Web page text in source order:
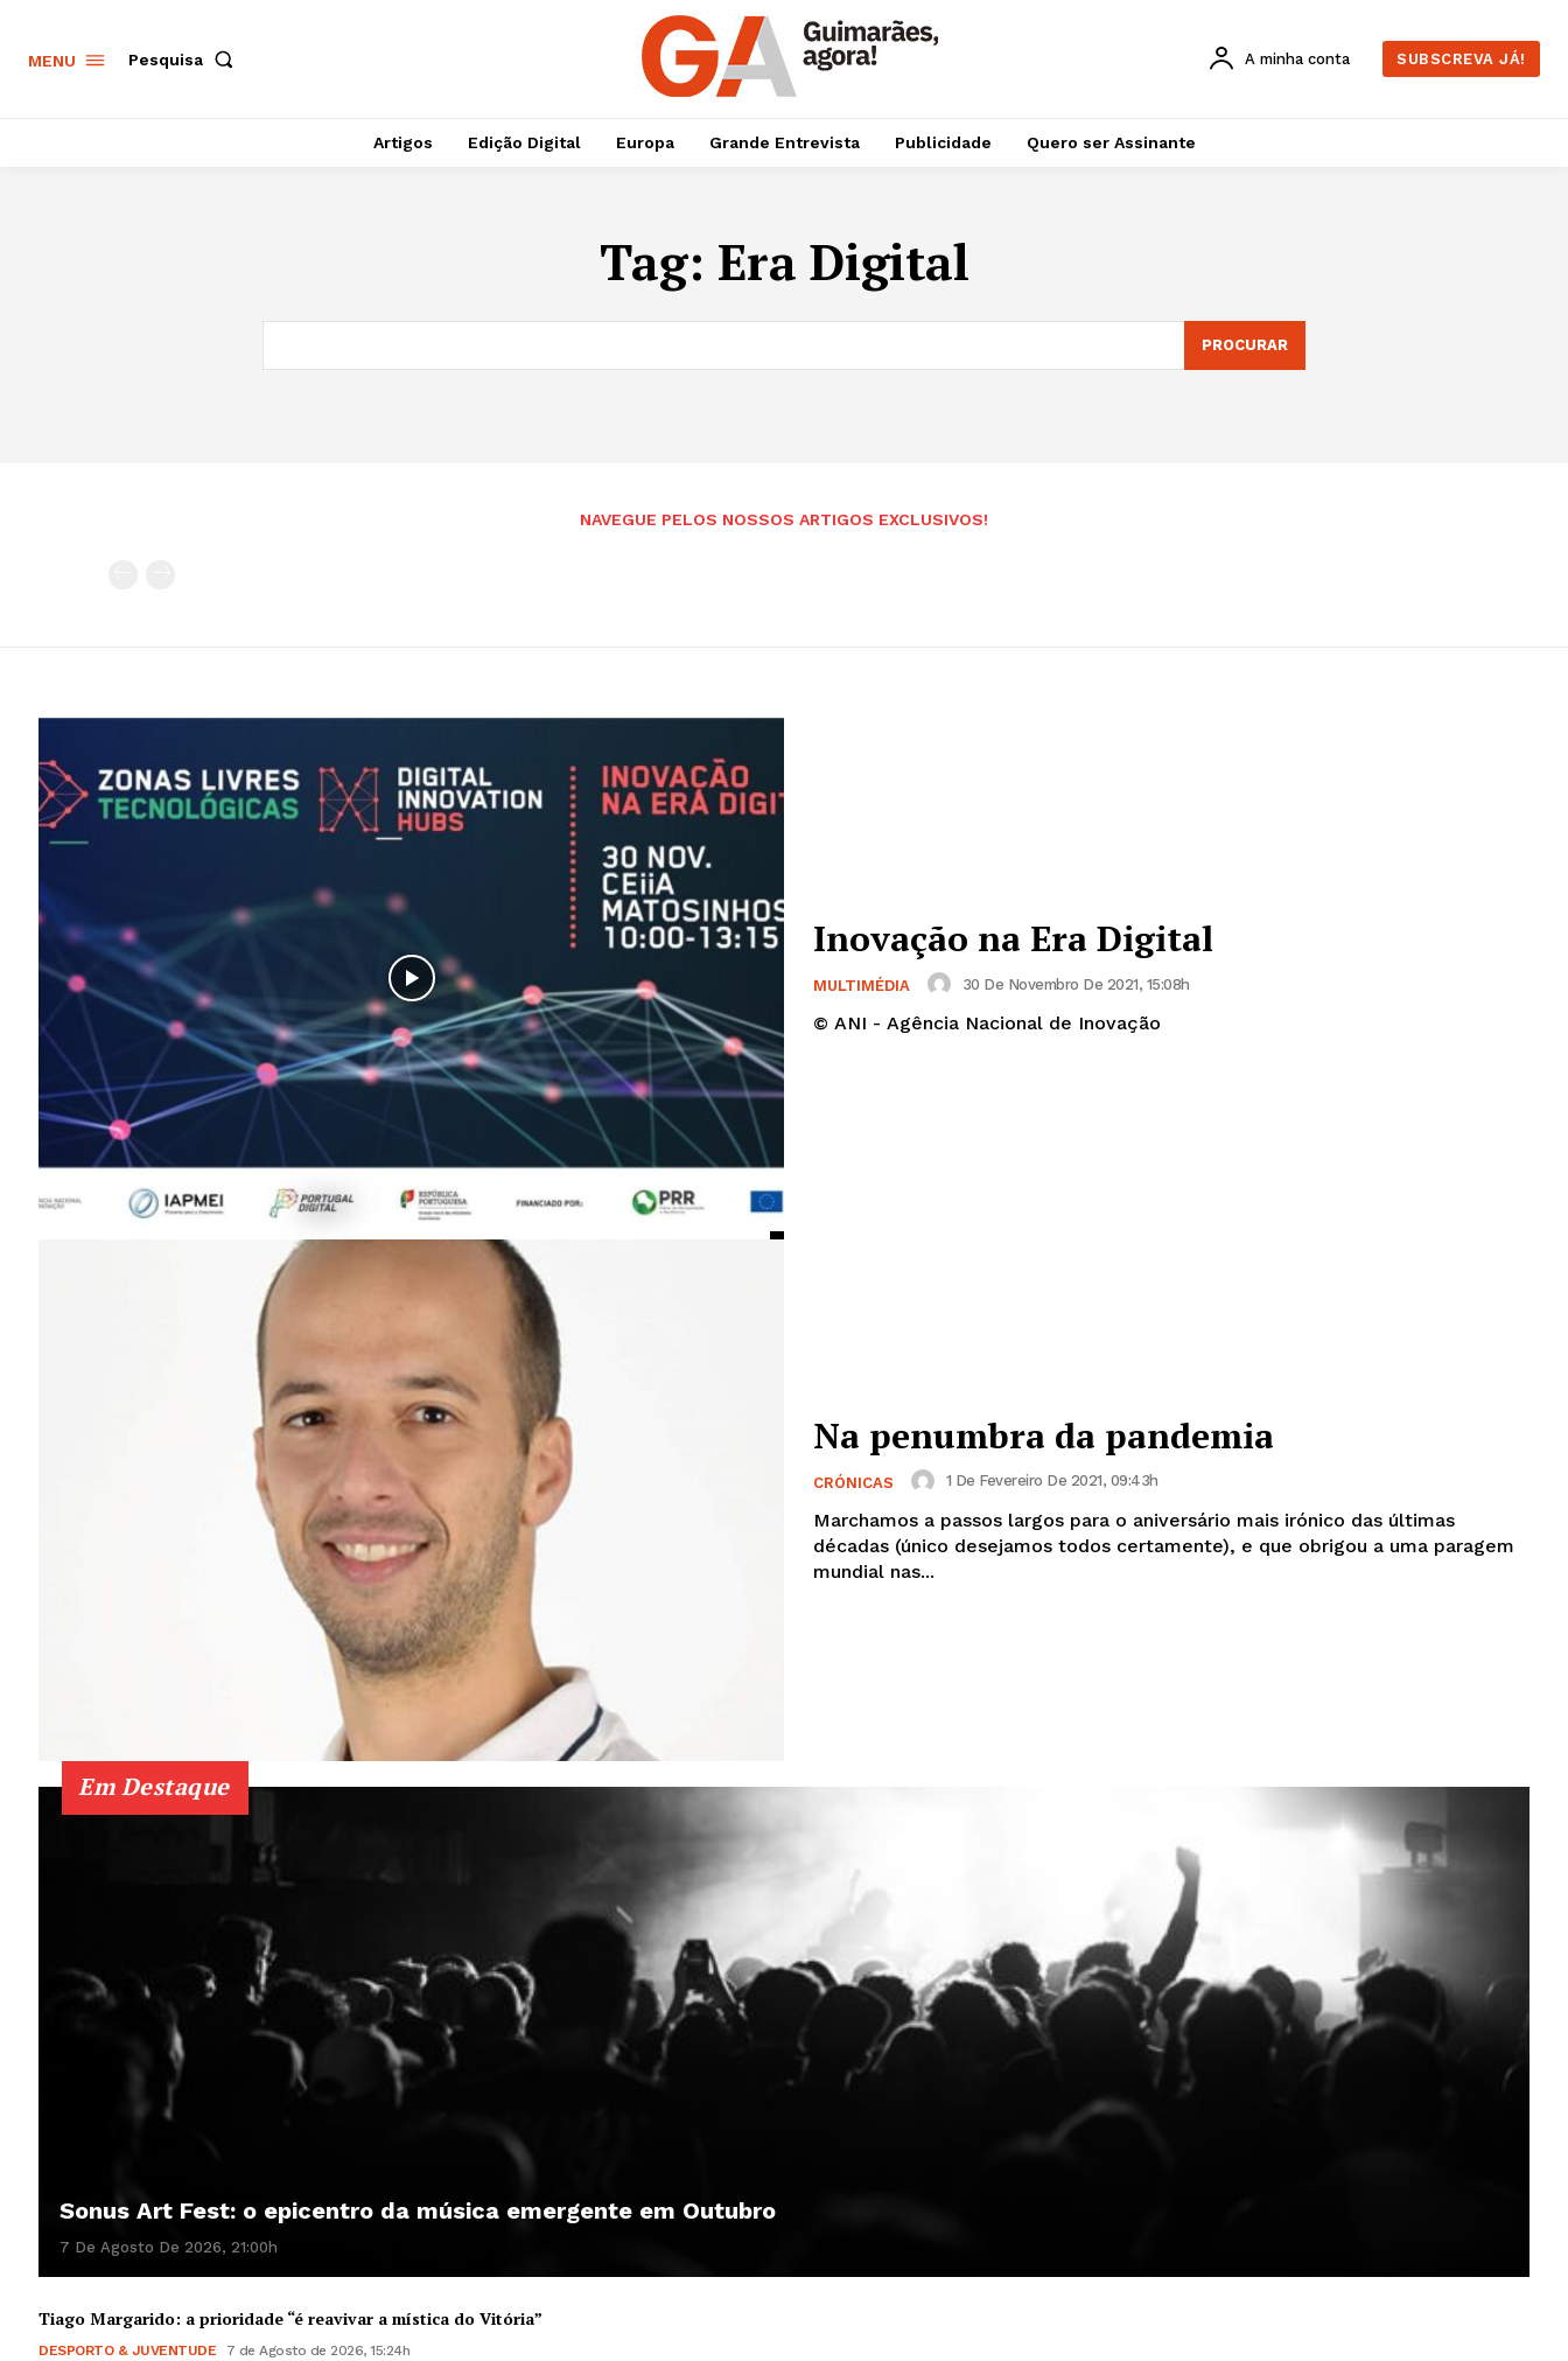
Guimarães, agora!
Institucional
Artigos
Edição Digital
Europa
MENU Pesquisa A minha conta SUBSCREVA JÁ!
Artigos Edição Digital Europa Grande Entrevista Publicidade Quero ser Assinante
Tag: Era Digital
PROCURAR
NAVEGUE PELOS NOSSOS ARTIGOS EXCLUSIVOS!
Inovação na Era Digital
MULTIMÉDIA 30 De Novembro De 2021, 15:08h
© ANI - Agência Nacional de Inovação
Na penumbra da pandemia
CRÓNICAS 1 De Fevereiro De 2021, 09:43h
Marchamos a passos largos para o aniversário mais irónico das últimas
décadas (único desejamos todos certamente), e que obrigou a uma paragem
mundial nas...
Em Destaque
Sonus Art Fest: o epicentro da música emergente em Outubro
7 De Agosto De 2026, 21:00h
Tiago Margarido: a prioridade “é reavivar a mística do Vitória”
DESPORTO & JUVENTUDE 7 de Agosto de 2026, 15:24h